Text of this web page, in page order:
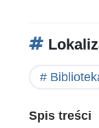
Spis treści